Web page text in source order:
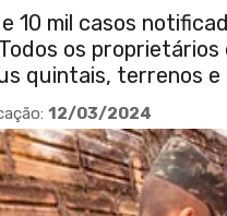
10 mil casos
os
quintais, terrenos e
12/03/2024